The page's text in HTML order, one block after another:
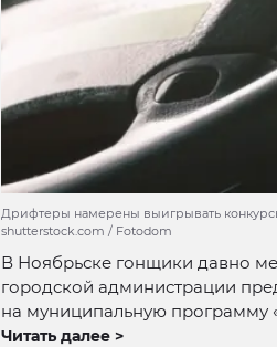
Дрифтеры намерены выигрывать
shutterstock.com / Fotodom
В Ноябрьске гонщики давно
городской администрации
на муниципальную программу
Читать далее >